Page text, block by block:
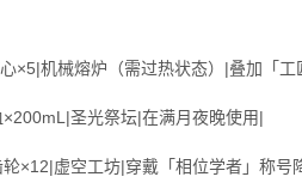
×5|机械熔炉（需过热状态）|叠加「
圣光祭坛|在满月夜晚使用|
×12|虚空工坊|穿戴「相位学者」称号